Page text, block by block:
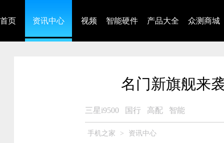
首页 资讯中心 视频 智能硬件 产品大全 众测商城
名门新旗舰来
三星i9500 国行 高配 智能
手机之家 > 资讯中心